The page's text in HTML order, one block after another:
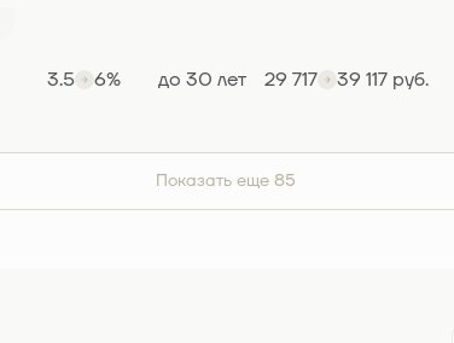
3.5 6% до 30 лет 29 717 39 117 руб.
Показать еще 85